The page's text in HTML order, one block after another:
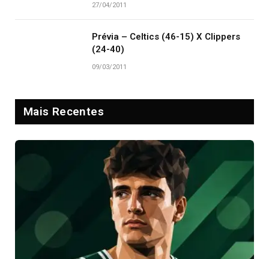
27/04/2011
Prévia – Celtics (46-15) X Clippers
(24-40)
09/03/2011
Mais Recentes